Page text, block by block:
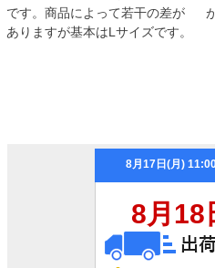
です。商品によって若干の差が
ありますが基本はLサイズです。